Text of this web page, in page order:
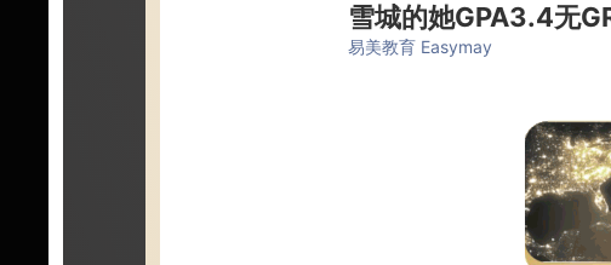
雪城的她GPA3.4无
易美教育 Easymay